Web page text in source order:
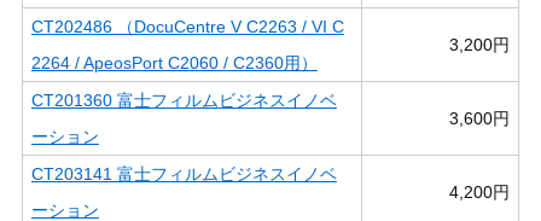
CT202486 （DocuCentre V C2263 / VI C
2264 / ApeosPort C2060 / C2360用）
3,200円
CT201360 富士フィルムビジネスイノベ
ーション
3,600円
CT203141 富士フィルムビジネスイノベ
ーション
4,200円